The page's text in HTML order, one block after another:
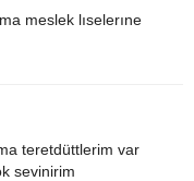
meslek lıselerıne
teretdüttlerim var
sevinirim